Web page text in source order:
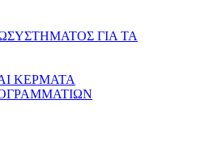
ΓΙΑ ΤΑ
ΚΕΡΜΑΤΑ